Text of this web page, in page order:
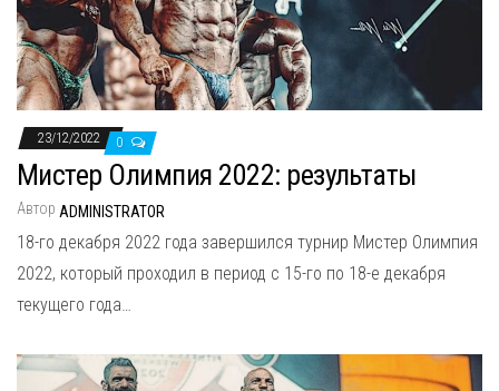
ю
23/12/2022 0
Мистер Олимпия 2022: результаты
Автор ADMINISTRATOR
18-го декабря 2022 года завершился турнир Мистер Олимпия
2022, который проходил в период с 15-го по 18-е декабря
текущего года…